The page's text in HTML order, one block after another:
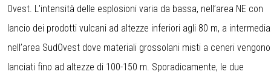
Ovest. L'intensità delle esplosioni varia da bassa, nell’area NE con
lancio dei prodotti vulcani ad altezze inferiori agli 80 m, a intermedia
nell’area SudOvest dove materiali grossolani misti a ceneri vengono
lanciati fino ad altezze di 100-150 m. Sporadicamente, le due